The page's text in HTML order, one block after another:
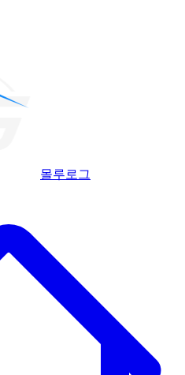
몰루로그